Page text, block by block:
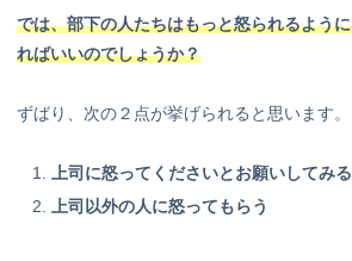
では、部下の人たちはもっと怒られるよう
ればいいのでしょうか？
ずばり、次の２点が挙げられると思います。
上司に怒ってくださいとお願いしてみる
上司以外の人に怒ってもらう